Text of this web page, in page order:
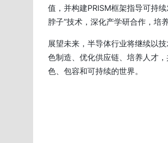
值，并构建PRISM框架指导可持
脖子”技术，深化产学研合作，培
展望未来，半导体行业将继续以
色制造、优化供应链、培养人才
色、包容和可持续的世界。